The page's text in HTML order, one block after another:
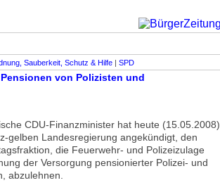
Sauberkeit, Schutz & Hilfe | SPD
von Polizisten und
CDU-Finanzminister hat heute (15.05.2008)
gelben Landesregierung angekündigt, den
die Feuerwehr- und Polizeizulage
der Versorgung pensionierter Polizei- und
abzulehnen.